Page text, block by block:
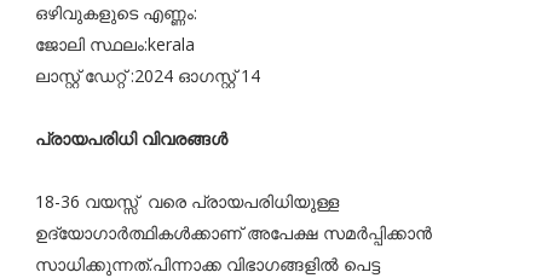
ഒഴിവുകളുടെ എണ്ണം:
ജോലി സ്ഥലം:kerala
ലാസ്റ്റ് ഡേറ്റ് :2024 ഓഗസ്റ്റ് 14
പ്രായപരിധി വിവരങ്ങൾ
18-36 വയസ്സ് വരെ പ്രായപരിധിയുള്ള
ഉദ്യോഗാർത്ഥികൾക്കാണ് അപേക്ഷ സമർപ്പിക്കാൻ
സാധിക്കുന്നത്.പിന്നാക്ക വിഭാഗങ്ങളില്‍ പെട്ട